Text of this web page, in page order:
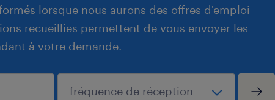
lorsque nous aurons des offres d'emploi
recueillies permettent de vous envoyer les
à votre demande.